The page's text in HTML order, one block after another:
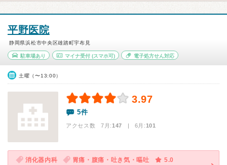
平野医院
静岡県浜松市中央区雄踏町宇布見
駐車場あり マイナ受付(スマホ可) 電子処方せん対応
土曜（〜13:00）
3.97
5件
アクセス数 7月:147 | 6月:101
消化器内科 胃痛・腹痛・吐き気・嘔吐
5.0